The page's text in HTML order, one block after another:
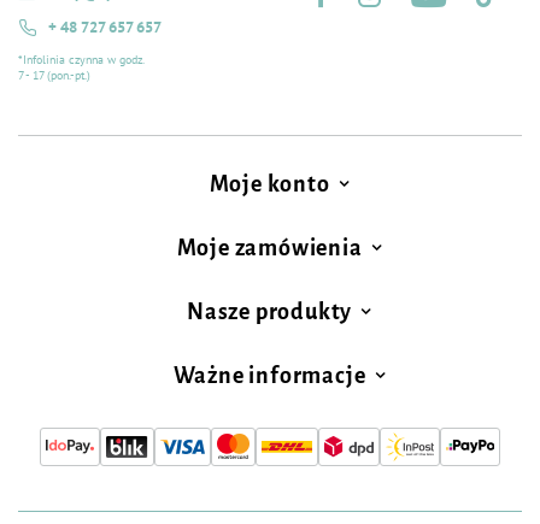
+ 48 727 657 657
*Infolinia czynna w godz.
7 - 17 (pon.-pt.)
Moje konto
Moje zamówienia
Nasze produkty
Ważne informacje